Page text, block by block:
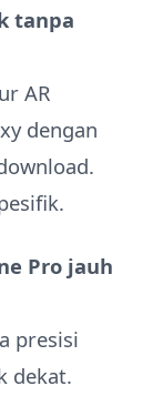
tanpa
AR
dengan
Pro jauh
presisi
dekat.